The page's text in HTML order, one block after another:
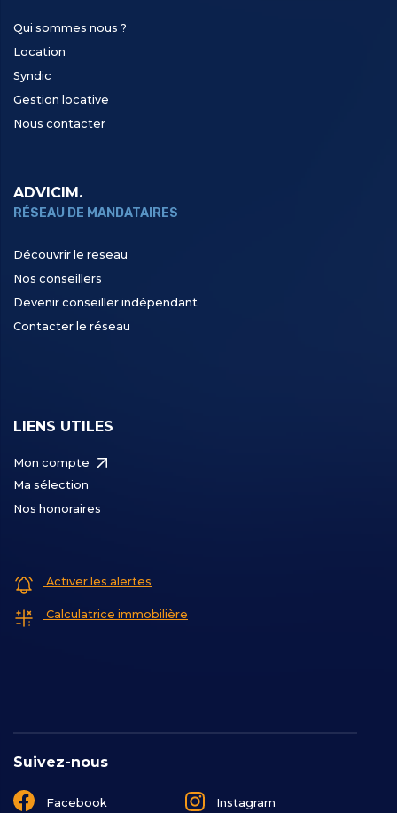
Qui sommes nous ?
Location
Syndic
Gestion locative
Nous contacter
ADVICIM.
RÉSEAU DE MANDATAIRES
Découvrir le reseau
Nos conseillers
Devenir conseiller indépendant
Contacter le réseau
Suivez-nous
Facebook Instagram
LIENS UTILES
Mon compte
Ma sélection
Nos honoraires
Activer les alertes
Calculatrice immobilière